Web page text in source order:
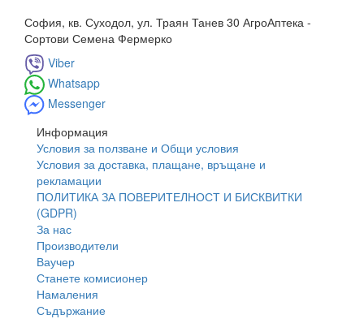
София, кв. Суходол, ул. Траян Танев 30 АгроАптека -
Сортови Семена Фермерко
Viber
Whatsapp
Messenger
Информация
Условия за ползване и Общи условия
Условия за доставка, плащане, връщане и
рекламации
ПОЛИТИКА ЗА ПОВЕРИТЕЛНОСТ И БИСКВИТКИ
(GDPR)
За нас
Производители
Ваучер
Станете комисионер
Намаления
Съдържание